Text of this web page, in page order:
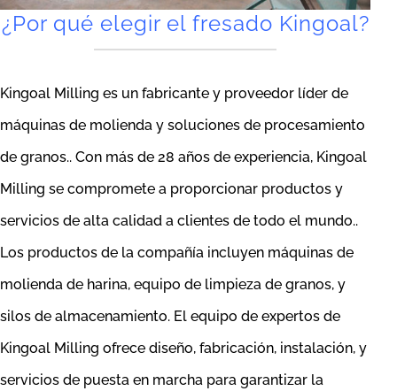
¿Por qué elegir el fresado Kingoal?
Kingoal Milling es un fabricante y proveedor líder de
máquinas de molienda y soluciones de procesamiento
de granos.. Con más de 28 años de experiencia, Kingoal
Milling se compromete a proporcionar productos y
servicios de alta calidad a clientes de todo el mundo..
Los productos de la compañía incluyen máquinas de
molienda de harina, equipo de limpieza de granos, y
silos de almacenamiento. El equipo de expertos de
Kingoal Milling ofrece diseño, fabricación, instalación, y
servicios de puesta en marcha para garantizar la